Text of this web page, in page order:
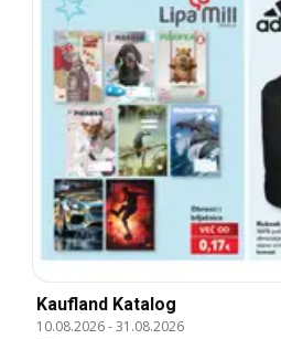
Kaufland Katalog
10.08.2026-31.08.2026